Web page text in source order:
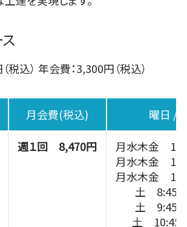
税込） 年会費：3,300円（税込）
月会費(税込) 曜日 /
週１回 8,470円
月水木金
月水木金
月水木金
土 8:45
土 9:45
土 10:45